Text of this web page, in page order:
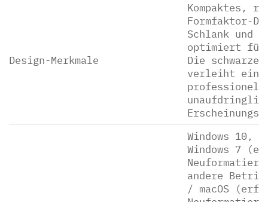
Design-Merkmale
Kompaktes,
Formfaktor-
Schlank und
optimiert
Die schwarze
verleiht ein
Windows 10,
Windows 7
andere
/ macOS